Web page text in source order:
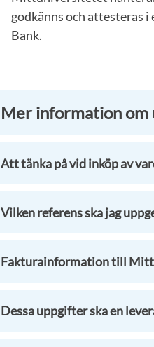
godkänns och attesteras
Bank.
Mer information
Att tänka på vid inköp av
Vilken referens ska jag
Fakturainformation till
Dessa uppgifter ska en